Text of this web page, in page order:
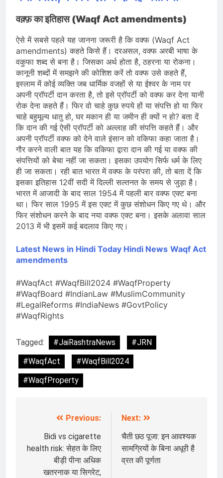
वक़्फ़ का इतिहास (Waqf Act amendments)
ऐसे में सबसे पहले यह जानना जरूरी है कि वक्फ (Waqf Act
amendments) कहते किसे हैं। दरअसल, वक्फ अरबी भाषा के
वकुफा शब्द से बना है। जिसका अर्थ होता है, ठहरना या रोकना।
कानूनी शब्दों में समझने की कोशिश करें तो वक्फ उसे कहते हैं,
इस्लाम में कोई व्यक्ति जब धार्मिक वजहों से या ईश्वर के नाम पर
अपनी प्रॉपर्टी दान करता है, तो इसे प्रॉपर्टी को वक्फ कर देना यानी
रोक देना कहते हैं। फिर वो चाहे कुछ रुपये हों या संपत्ति हो या फिर
चाहे बहुमूल्य धातु हो, घर मकान ही या जमीन ही क्यों न हो? बता दें
कि दान की गई ऐसी प्रॉपर्टी को अल्लाह की संपत्ति कहते हैं। और
अपनी प्रॉपर्टी वक्फ को देने वाले इंसान को वकिफा कहा जाता है।
गौर करने वाली बात यह कि वकिफा द्वारा दान की गई या वक्फ की
संपत्तियों को बेचा नहीं जा सकता। इसका उपयोग सिर्फ धर्म के लिए
ही जा सकता। रही बात भारत में वक्फ के परंपरा की, तो बता दें कि
इसका इतिहास 12वीं सदी में दिल्ली सल्तनत के समय से जुड़ा है।
भारत में आजादी के बाद साल 1954 में पहली बार वक्फ एक्ट बना
था। फिर साल 1995 में इस एक्ट में कुछ संशोधन किए गए थे। और
फिर संशोधन करने के बाद नया वक्फ एक्ट बना। इसके अलावा साल
2013 में भी इसमें कई बदलाव किए गए।
Latest News in Hindi Today Hindi News Waqf Act
amendments
#WaqfAct #WaqfBill2024 #WaqfProperty
#WaqfBoard #IndianLaw #MuslimCommunity
#LegalReforms #IndiaNews #GovtPolicy
#WaqfRights
Tagged: #JaiRashtraNews
#JRN
#WaqfAct
#WaqfBill2024
#WaqfProperty
navigation
Previous:
Bidi vs cigarette
health risk: सेहत के लिए
बीड़ी पीना अधिक
खतरनाक या सिगरेट,
Next:
चैती छठ पूजा: इन आवश्यक
सामग्रियों के बिना अधूरी है
व्रत की पूर्णता